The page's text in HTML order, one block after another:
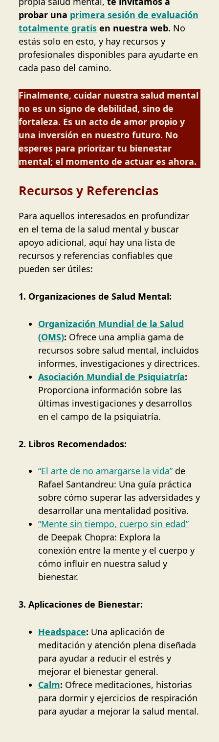
probar una primera sesión de evaluación
totalmente gratis en nuestra web. No
estás solo en esto, y hay recursos y
profesionales disponibles para ayudarte en
cada paso del camino.
Finalmente, cuidar nuestra salud mental
no es un signo de debilidad, sino de
fortaleza. Es un acto de amor propio y
una inversión en nuestro futuro. No
esperes para priorizar tu bienestar
mental; el momento de actuar es ahora.
Recursos y Referencias
Para aquellos interesados en profundizar
en el tema de la salud mental y buscar
apoyo adicional, aquí hay una lista de
recursos y referencias confiables que
pueden ser útiles:
1. Organizaciones de Salud Mental:
Organización Mundial de la Salud
(OMS): Ofrece una amplia gama de
recursos sobre salud mental, incluidos
informes, investigaciones y directrices.
Asociación Mundial de Psiquiatría:
Proporciona información sobre las
últimas investigaciones y desarrollos
en el campo de la psiquiatría.
2. Libros Recomendados:
“El arte de no amargarse la vida”de
Rafael Santandreu: Una guía práctica
sobre cómo superar las adversidades y
desarrollar una mentalidad positiva.
“Mente sin tiempo, cuerpo sin edad”
de Deepak Chopra: Explora la
conexión entre la mente y el cuerpo y
cómo influir en nuestra salud y
bienestar.
3. Aplicaciones de Bienestar:
Headspace: Una aplicación de
meditación y atención plena diseñada
para ayudar a reducir el estrés y
mejorar el bienestar general.
Calm: Ofrece meditaciones, historias
para dormir y ejercicios de respiración
para ayudar a mejorar la salud mental.